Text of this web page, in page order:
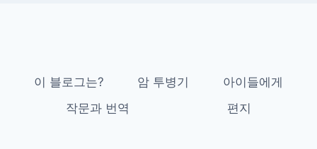
이 블로그는? 암 투병기
아이들에게
작문과 번역
편지